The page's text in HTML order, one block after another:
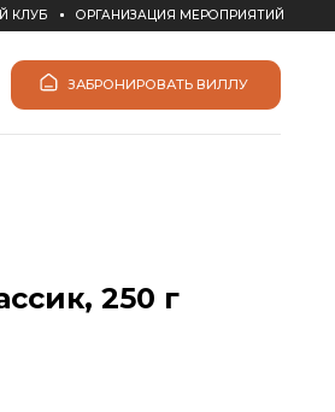
МЕРОПРИЯТИЙ
ВИЛЛУ
250 г